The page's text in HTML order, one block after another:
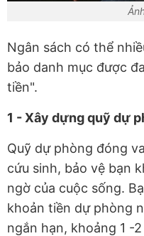
Ngân sách có thể
bảo danh mục được
tiền".
1 - Xây dựng quỹ dự
Quỹ dự phòng đóng
cứu sinh, bảo vệ bạn
ngờ của cuộc sống.
khoản tiền dự phòng
ngắn hạn, khoảng 1 -